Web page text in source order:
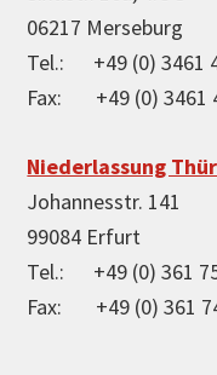
06217 Merseburg
Tel.: +49 (0) 3461
Fax: +49 (0) 3461
Niederlassung
Johannesstr. 141
99084 Erfurt
Tel.: +49 (0) 361
Fax: +49 (0) 361